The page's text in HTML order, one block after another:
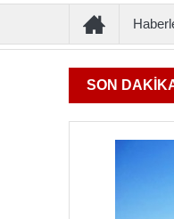
SON
katkı sunan ürün